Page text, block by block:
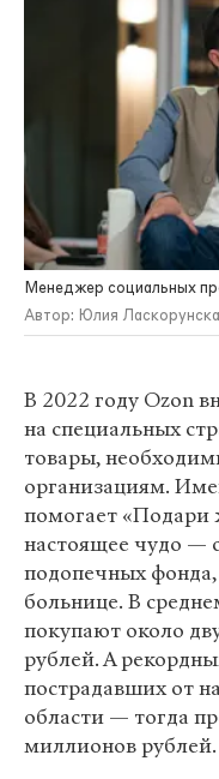
Менеджер социальных
Автор: Юлия
В 2022 году Ozon
на специальных
товары,
организациям.
помогает «Подари
настоящее чудо —
подопечных
больнице. В
покупают около
рублей. А
пострадавших от
области — тогда
миллионов рублей.